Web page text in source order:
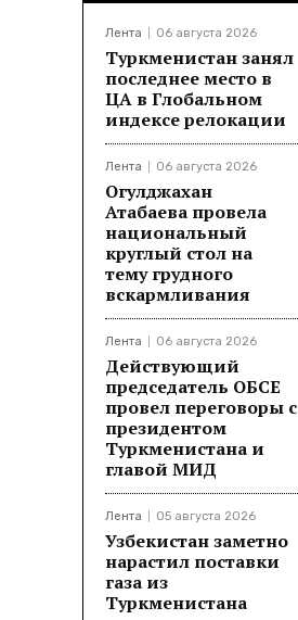
Лента 06 августа 2026
Туркменистан занял
последнее место в
ЦА в Глобальном
индексе релокации
Лента 06 августа 2026
Огулджахан
Атабаева провела
национальный
круглый стол на
тему грудного
вскармливания
Лента 06 августа 2026
Действующий
председатель ОБСЕ
провел переговоры с
президентом
Туркменистана и
главой МИД
Лента 05 августа 2026
Узбекистан заметно
нарастил поставки
газа из
Туркменистана